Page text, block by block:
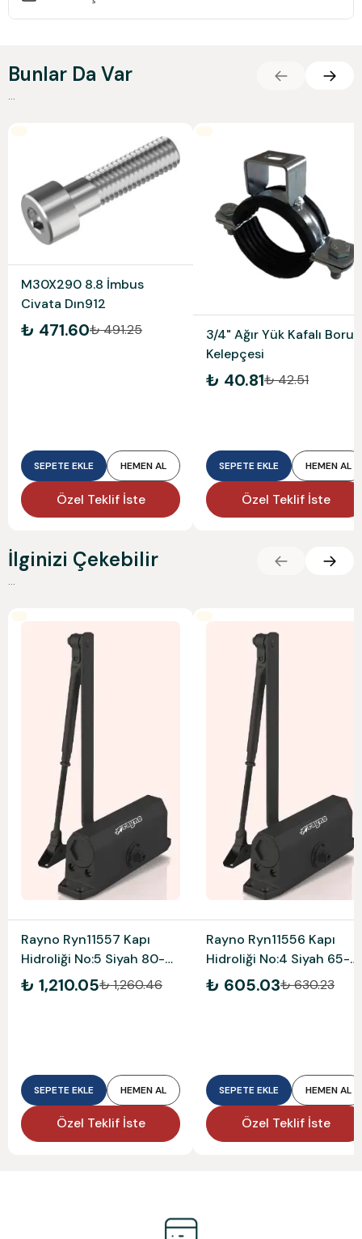
Bunlar Da Var
...
M30X290 8.8 İmbus
Civata Dın912
₺ 471.60₺ 491.25
SEPETE EKLE HEMEN AL
Özel Teklif İste
3/4" Ağır Yük Kafalı Boru
Kelepçesi
₺ 40.81₺ 42.51
SEPETE EKLE HEMEN AL
Özel Teklif İste
İlginizi Çekebilir
...
Rayno Ryn11557 Kapı
Hidroliği No:5 Siyah 80-
120 Kg
₺ 1,210.05₺ 1,260.46
SEPETE EKLE HEMEN AL
Özel Teklif İste
Rayno Ryn11556 Kapı
Hidroliği No:4 Siyah 65-
85 Kg
₺ 605.03₺ 630.23
SEPETE EKLE HEMEN AL
Özel Teklif İste